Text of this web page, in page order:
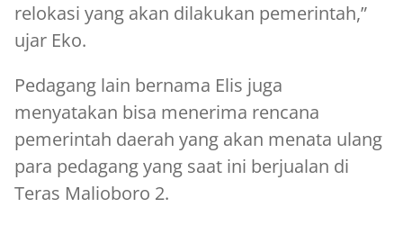
relokasi yang akan dilakukan pemerintah,”
ujar Eko.
Pedagang lain bernama Elis juga
menyatakan bisa menerima rencana
pemerintah daerah yang akan menata ulang
para pedagang yang saat ini berjualan di
Teras Malioboro 2.